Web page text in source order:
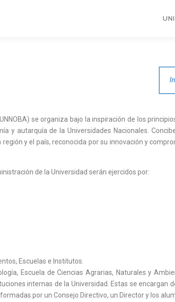
se organiza bajo la inspiración de los
y autarquía de la Universidades Nacionales.
y el país, reconocida por su innovación y
de la Universidad serán ejercidos por:
Escuelas e Institutos.
Escuela de Ciencias Agrarias, Naturales y
internas de la Universidad. Estas se encargan
por un Consejo Directivo, un Director y los